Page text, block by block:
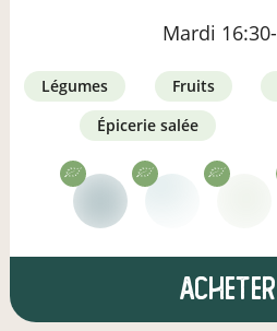
Mardi
légumes fruits
épicerie salée